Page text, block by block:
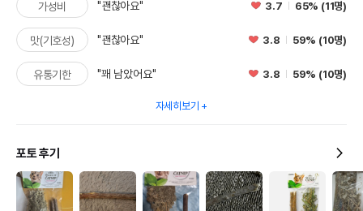
가성비 "괜찮아요" 3.7 65% (11명)
맛(기호성) "괜찮아요" 3.8 59% (10명)
유통기한 "꽤 남았어요" 3.8 59% (10명)
자세히보기
포토 후기